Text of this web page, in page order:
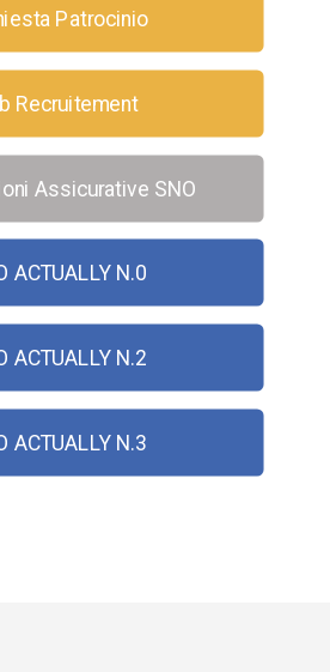
Patrocinio
Recruitement
Assicurative SNO
ACTUALLY N.0
ACTUALLY N.2
ACTUALLY N.3